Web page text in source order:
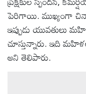
పెరిగాయి. ముఖ్యంగా
ఇప్పుడు యువతులు
చూస్తున్నారు. ఇది
అని తెలిపారు.